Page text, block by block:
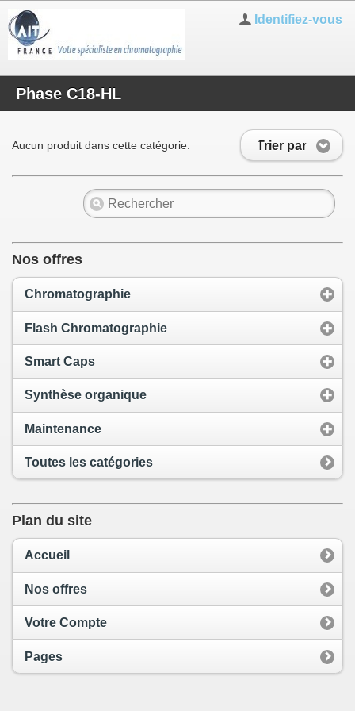
Identifiez-vous
Phase C18-HL
Trier par
Aucun produit dans cette catégorie.
Nos offres
Chromatographie
Flash Chromatographie
Smart Caps
Synthèse organique
Maintenance
Toutes les catégories
Plan du site
Accueil
Nos offres
Votre Compte
Pages